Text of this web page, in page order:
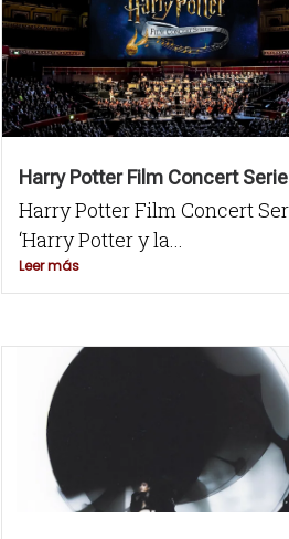
Harry Potter Film Concert
Harry Potter Film Concert
‘Harry Potter y la...
Leer más